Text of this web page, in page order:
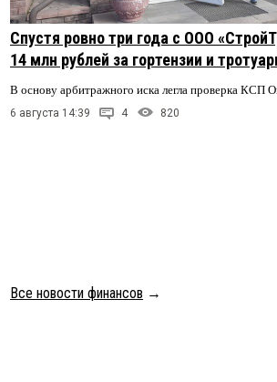
Спустя ровно три года с ООО
14 млн рублей за гортензии и
В основу арбитражного иска легла проверка КСП
6 августа 14:39 4 820
Все новости финансов →